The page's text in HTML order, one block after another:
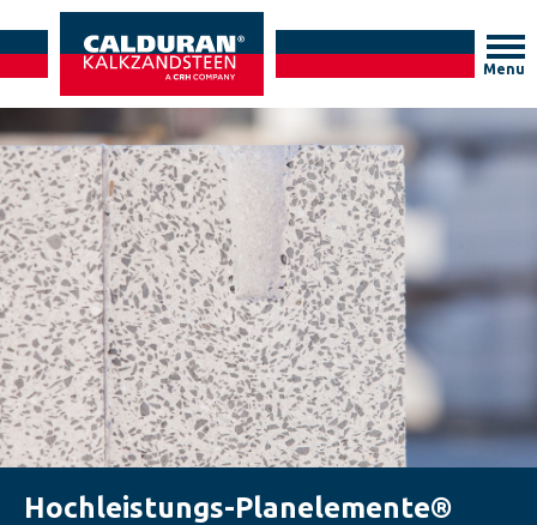
Menu
Hochleistungs-Planelemente®